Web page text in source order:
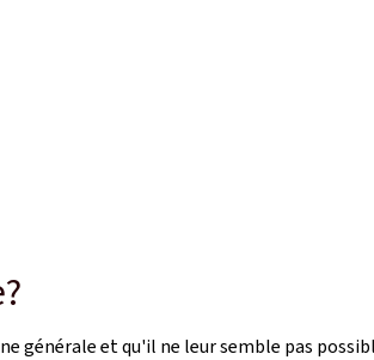
générale et qu'il ne leur semble pas